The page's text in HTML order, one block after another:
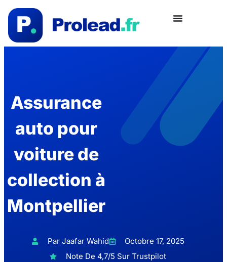
Assurance
auto pour
voiture de
collection à
Montpellier
Par Jaafar Wahid
Octobre 17, 2025
Note De 4,7/5 Sur Trustpilot